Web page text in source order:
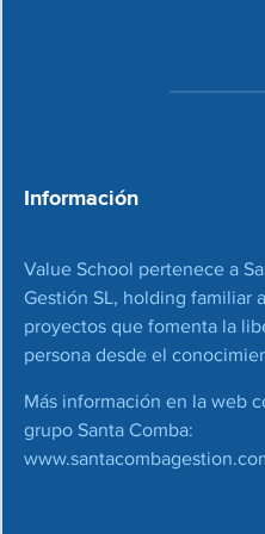
Información
Value School pertenece a
Gestión SL, holding familiar
proyectos que fomenta la
persona desde el
Más información en la web
grupo Santa Comba: